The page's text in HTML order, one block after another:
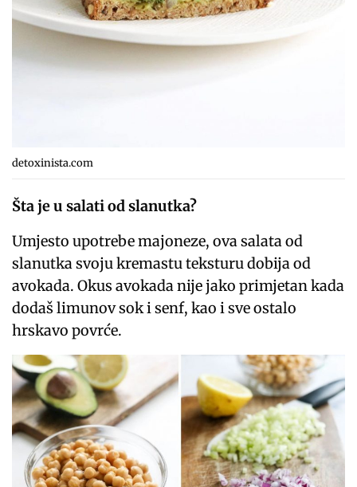
detoxinista.com
Šta je u salati od slanutka?
Umjesto upotrebe majoneze, ova salata od
slanutka svoju kremastu teksturu dobija od
avokada. Okus avokada nije jako primjetan kada
dodaš limunov sok i senf, kao i sve ostalo
hrskavo povrće.